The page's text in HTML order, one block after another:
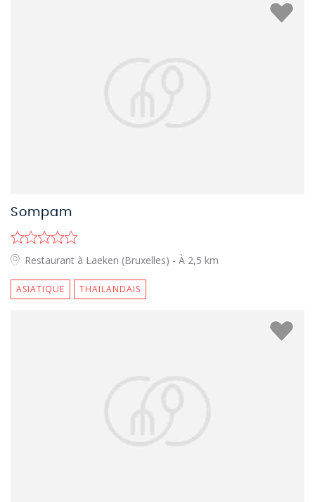
Sompam
Restaurant à Laeken (Bruxelles) - À 2,5 km
ASIATIQUE THAÏLANDAIS